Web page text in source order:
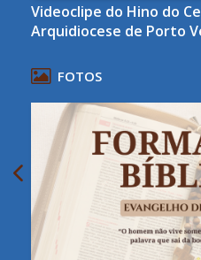
Videoclipe do Hino do
Arquidiocese de Porto
FOTOS